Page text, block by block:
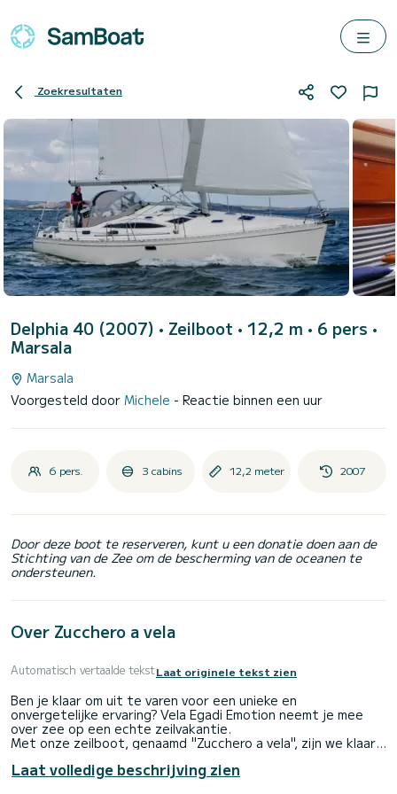
Zoekresultaten
Delphia 40 (2007) • Zeilboot • 12,2 m • 6 pers •
Marsala
Marsala
Voorgesteld door Michele - Reactie binnen een uur
6 pers. 3 cabins 12,2 meter 2007
Door deze boot te reserveren, kunt u een donatie doen aan de
Stichting van de Zee om de bescherming van de oceanen te
ondersteunen.
Over Zucchero a vela
Automatisch vertaalde tekstLaat originele tekst zien
Ben je klaar om uit te varen voor een unieke en
onvergetelijke ervaring? Vela Egadi Emotion neemt je mee
over zee op een echte zeilvakantie.
Met onze zeilboot, genaamd "Zucchero a vela", zijn we klaar
varen.
Een dag, een weekend, een week of zelfs voor een
Laat volledige beschrijving zien